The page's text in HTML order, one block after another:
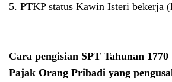
5. PTKP status Kawin Isteri bekerja
Cara pengisian SPT Tahunan
Pajak Orang Pribadi yang